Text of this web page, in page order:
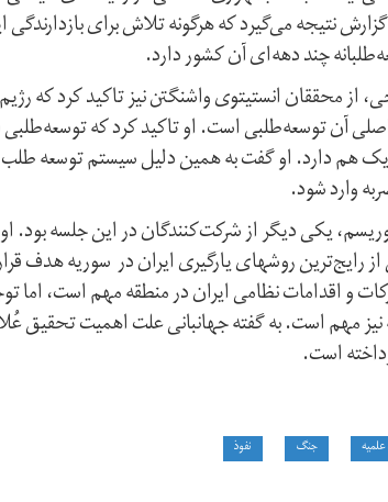
نتیجه می‌گیرد که هرگونه تلاش برای بازدارندگی
چند دهه‌ای آن کشور دارد.
محققان انستیتوی واشنگتن نیز تاکید کرد که
آن توسعه‌طلبی است. او تاکید کرد که
هم دارد. او گفت به همین دلیل سیستم توسعه
وارد شود.
یکی دیگر از شرکت‌کنندگان در این جلسه بود.
رایج‌ترین روشهای یارگیری ایران در سوریه هدف
اقدامات نظامی ایران در منطقه مهم است، اما
نیز مهم است. به گفته جهانبانی علت اهمیت تحقیق
است.
جنگ نفوذ